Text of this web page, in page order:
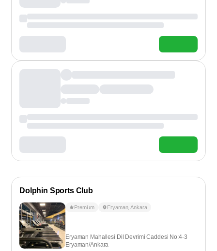
Dolphin Sports Club
Premium Eryaman,Ankara
Eryaman Mahallesi Dil Devrimi Caddesi No:4-3
Eryaman/Ankara